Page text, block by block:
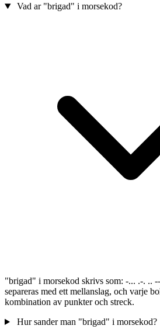
Vad ar "brigad" i morsekod?
"brigad" i morsekod skrivs som: -... .-. ..
separeras med ett mellanslag, och varje
kombination av punkter och streck.
Hur sander man "brigad" i morsekod?